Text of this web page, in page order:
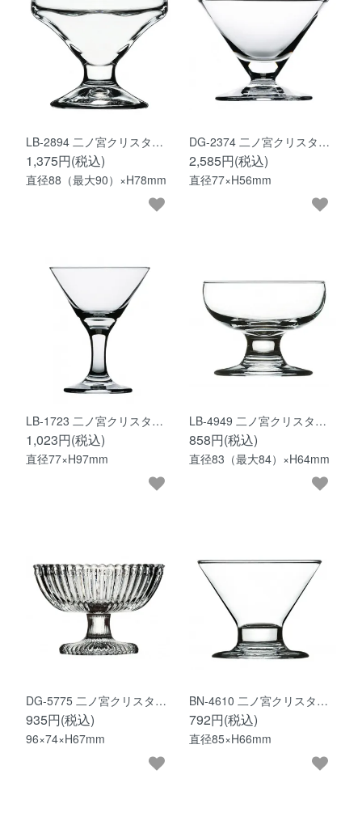
LB-2894 二ノ宮クリスタ…
1,375円(税込)
直径88（最大90）×H78mm
DG-2374 二ノ宮クリスタ…
2,585円(税込)
直径77×H56mm
LB-1723 二ノ宮クリスタ…
1,023円(税込)
直径77×H97mm
LB-4949 二ノ宮クリスタ…
858円(税込)
直径83（最大84）×H64mm
DG-5775 二ノ宮クリスタ…
935円(税込)
96×74×H67mm
BN-4610 二ノ宮クリスタ…
792円(税込)
直径85×H66mm